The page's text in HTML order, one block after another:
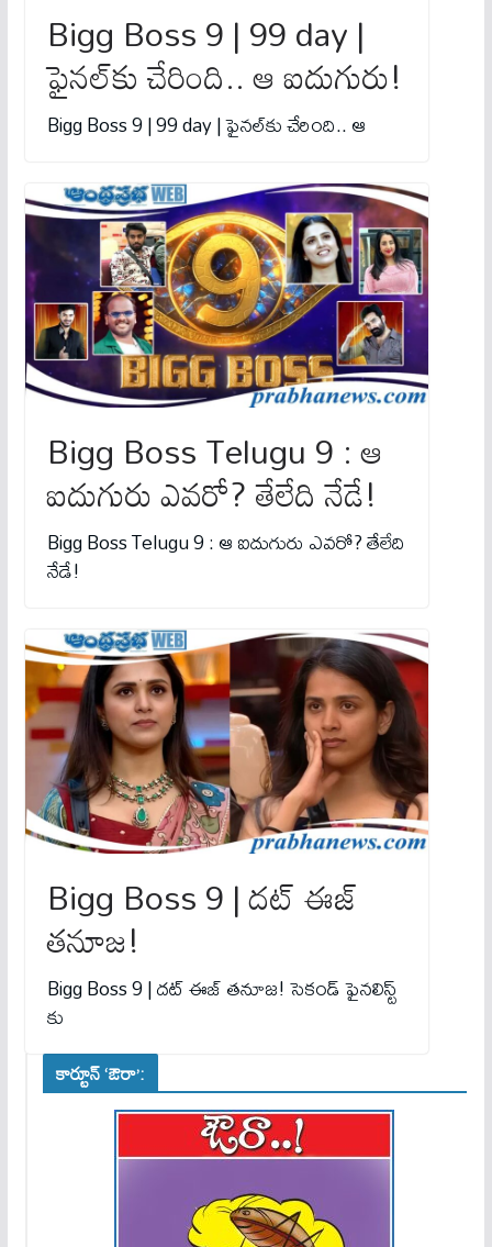
Bigg Boss 9 | 99 day |
ఫైన‌ల్‌కు చేరింది.. ఆ ఐదుగురు!
Bigg Boss 9 | 99 day | ఫైన‌ల్‌కు చేరింది.. ఆ
Bigg Boss Telugu 9 : ఆ
ఐదుగురు ఎవ‌రో? తేలేది నేడే!
Bigg Boss Telugu 9 : ఆ ఐదుగురు ఎవ‌రో? తేలేది
నేడే!
Bigg Boss 9 | ద‌ట్ ఈజ్
తనూజ‌!
Bigg Boss 9 | ద‌ట్ ఈజ్ తనూజ‌! సెకండ్ ఫైన‌లిస్ట్
కు
కార్టూన్ ‘ఔరా’: